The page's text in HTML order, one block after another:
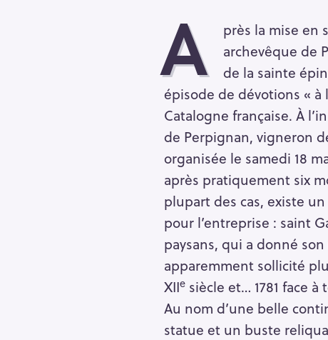
A
près la mise en
archevêque de
de la sainte
épisode de dévotions « à
Catalogne française. À
de Perpignan, vigneron
organisée le samedi 18
après pratiquement six
plupart des cas, existe
pour l’entreprise : saint
paysans, qui a donné
apparemment sollicité
XIIesiècle et… 1781 face
Au nom d’une belle
statue et un buste